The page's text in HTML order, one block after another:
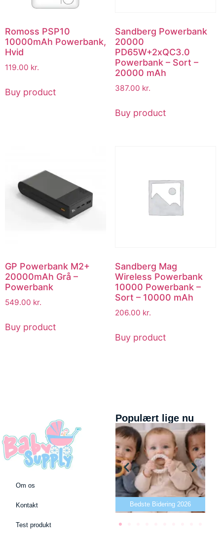
Romoss PSP10
10000mAh Powerbank,
Hvid
119.00 kr.
Buy product
Sandberg Powerbank
20000
PD65W+2xQC3.0
Powerbank – Sort –
20000 mAh
387.00 kr.
Buy product
GP Powerbank M2+
20000mAh Grå –
Powerbank
549.00 kr.
Buy product
Sandberg Mag
Wireless Powerbank
10000 Powerbank –
Sort – 10000 mAh
206.00 kr.
Buy product
Om os
Kontakt
Test produkt
Populært lige nu
Bedste puslepude 2026 Bedste Bidering 2026